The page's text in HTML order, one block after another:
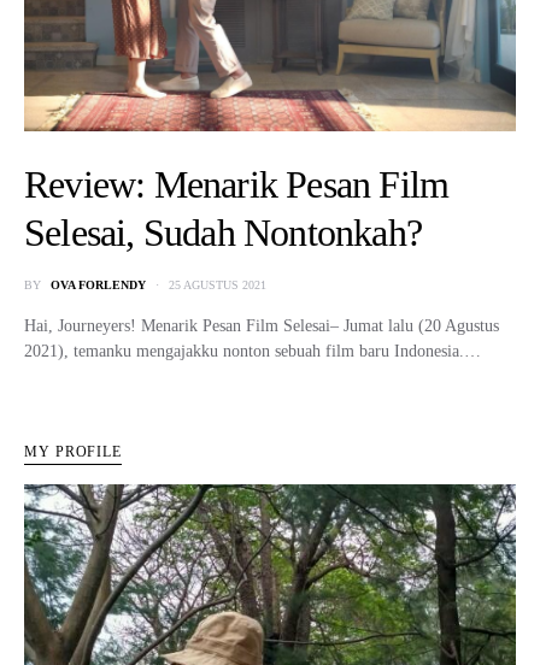
Review: Menarik Pesan Film
Selesai, Sudah Nontonkah?
BY OVA FORLENDY 25 AGUSTUS 2021
Hai, Journeyers! Menarik Pesan Film Selesai– Jumat lalu (20 Agustus
2021), temanku mengajakku nonton sebuah film baru Indonesia.…
MY PROFILE